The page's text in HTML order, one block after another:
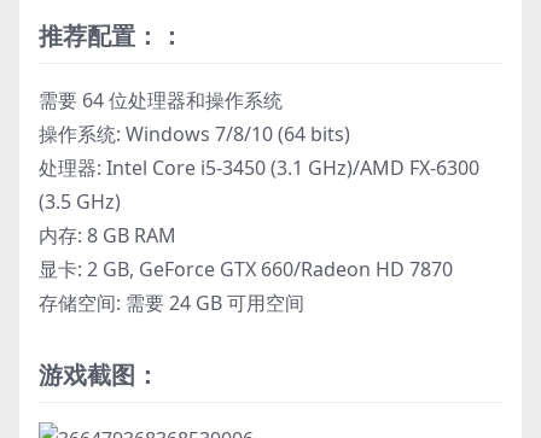
推荐配置：：
需要 64 位处理器和操作系统
操作系统: Windows 7/8/10 (64 bits)
处理器: Intel Core i5-3450 (3.1 GHz)/AMD FX-6300
(3.5 GHz)
内存: 8 GB RAM
显卡: 2 GB, GeForce GTX 660/Radeon HD 7870
存储空间: 需要 24 GB 可用空间
游戏截图：